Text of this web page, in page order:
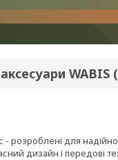
аксесуари
- розроблені для
дизайн і передові